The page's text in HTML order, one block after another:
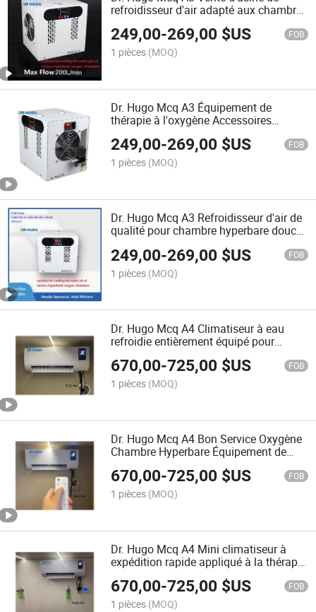
refroidisseur d'air adapté aux chambres
hyperbares pour la thérapie en chambre
à oxygène
249,00-269,00 $US FOB
1 pièces (MOQ)
Dr. Hugo Mcq A3 Équipement de
thérapie à l'oxygène Accessoires
Refroidisseur d'air Hbot Chambre
hyperbare d'oxygène Mini refroidisseur
d'air intérieur
249,00-269,00 $US FOB
1 pièces (MOQ)
Dr. Hugo Mcq A3 Refroidisseur d'air de
qualité pour chambre hyperbare douce
refroidisseur d'air
249,00-269,00 $US FOB
1 pièces (MOQ)
Dr. Hugo Mcq A4 Climatiseur à eau
refroidie entièrement équipé pour
chambre hyperbare d'oxygène
refroidissement de chambre d'oxygène
670,00-725,00 $US FOB
1 pièces (MOQ)
Dr. Hugo Mcq A4 Bon Service Oxygène
Chambre Hyperbare Équipement de
Réfrigération Climatisation Eau
Refroidie Climatisation
670,00-725,00 $US FOB
1 pièces (MOQ)
Dr. Hugo Mcq A4 Mini climatiseur à
expédition rapide appliqué à la thérapie
par oxygène hyperbare climatiseur à
eau refroidie sûr
670,00-725,00 $US FOB
1 pièces (MOQ)